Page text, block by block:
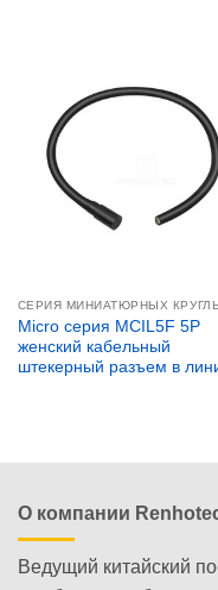
СЕРИЯ МИНИАТЮРНЫХ
Micro серия MCIL5F 5P
женский кабельный
штекерный разъем в
О компании
Ведущий китайский